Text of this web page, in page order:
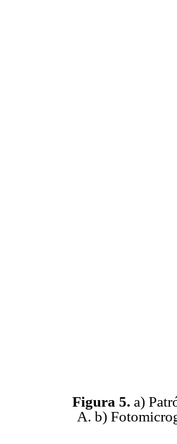
Figura 5. a)
A. b)